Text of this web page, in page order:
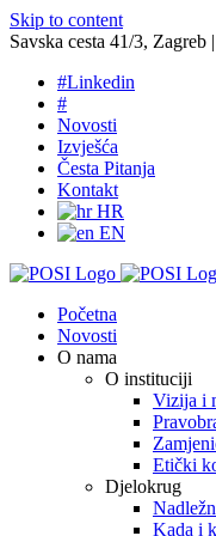
Skip to content
Savska cesta 41/3,
#Linkedin
#
Novosti
Izvješća
Česta Pitanja
Kontakt
HR
EN
Početna
Novosti
O nama
O instituciji
Vizija i
Etički
Djelokrug
Kada i